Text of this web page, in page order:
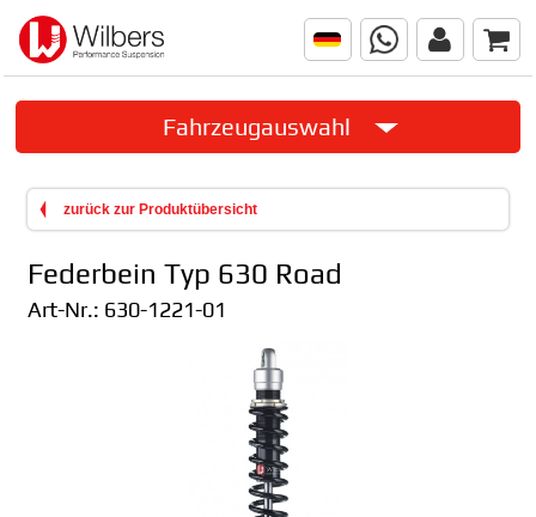
Fahrzeugauswahl
zurück zur Produktübersicht
Federbein Typ 630 Road
Art-Nr.: 630-1221-01